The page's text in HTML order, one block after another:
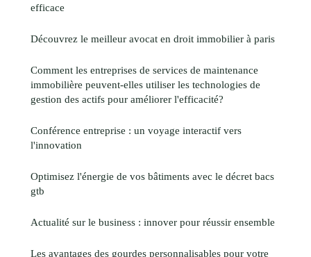
efficace
Découvrez le meilleur avocat en droit immobilier à paris
Comment les entreprises de services de maintenance
immobilière peuvent-elles utiliser les technologies de
gestion des actifs pour améliorer l'efficacité?
Conférence entreprise : un voyage interactif vers
l'innovation
Optimisez l'énergie de vos bâtiments avec le décret bacs
gtb
Actualité sur le business : innover pour réussir ensemble
Les avantages des gourdes personnalisables pour votre